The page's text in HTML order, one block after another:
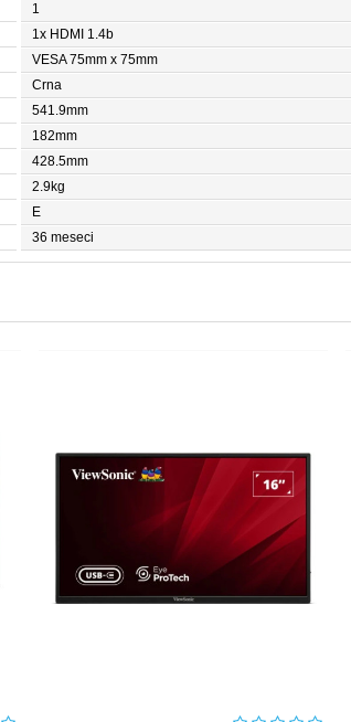
1
1x HDMI 1.4b
VESA 75mm x 75mm
Crna
541.9mm
182mm
428.5mm
2.9kg
E
36 meseci